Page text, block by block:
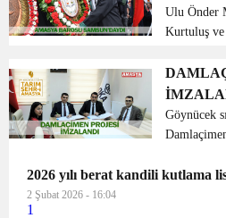
Ulu Önder
Kurtuluş
Barosu
Etkinlikte
Yönetim
Göynücek
Kalkınma
2026 yılı berat kandili kutlama
2 Şubat 2026 - 16:04
1